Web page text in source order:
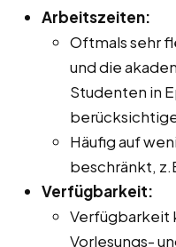
Arbeitszeiten:
Oftmals sehr
und die
Studenten in
Häufig auf
beschränkt,
Verfügbarkeit:
Verfügbarkeit
Vorlesungs-